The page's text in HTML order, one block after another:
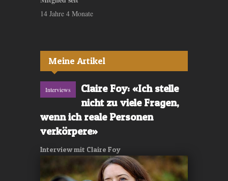
14 Jahre 4 Monate
Meine Artikel
Interviews
Claire Foy: «Ich stelle
nicht zu viele Fragen,
wenn ich reale Personen
verkörpere»
Interview mit Claire Foy